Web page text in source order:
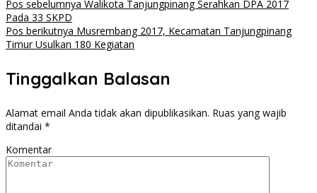
Pos sebelumnya Walikota Tanjungpinang Serahkan DPA 2017
Pada 33 SKPD
Pos berikutnya Musrembang 2017, Kecamatan Tanjungpinang
Timur Usulkan 180 Kegiatan
Tinggalkan Balasan
Alamat email Anda tidak akan dipublikasikan. Ruas yang wajib
ditandai *
Komentar